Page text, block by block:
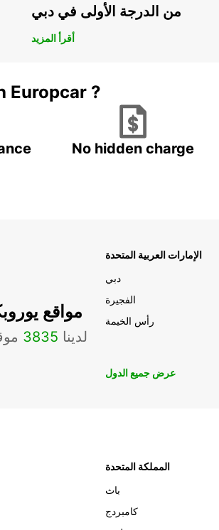
من الدرجة الأولى في دبي
أقرأ المزيد
Europcar ?
No hidden charge
مواقع
لدينا 3835
الإمارات العربية المتحدة
دبي
الفجيرة
رأس الخيمة
عرض جميع الدول
المملكة المتحدة
باث
كامبردج